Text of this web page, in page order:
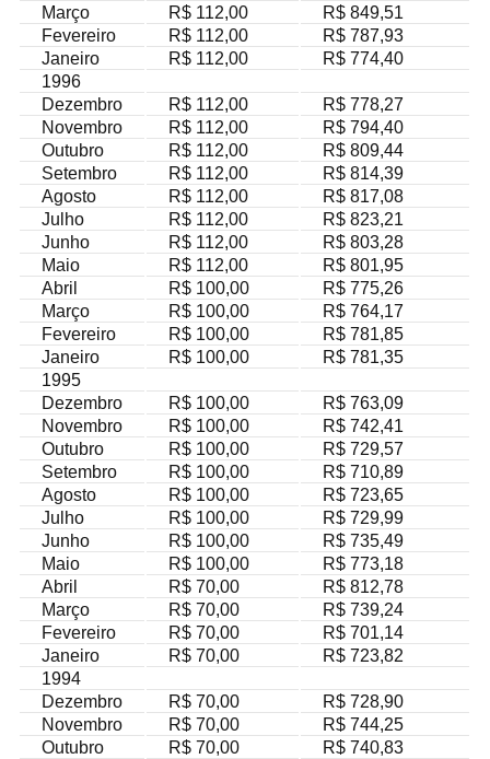
Março
R$ 112,00
R$ 849,51
Fevereiro
R$ 112,00
R$ 787,93
Janeiro
R$ 112,00
R$ 774,40
1996
Dezembro
R$ 112,00
R$ 778,27
Novembro
R$ 112,00
R$ 794,40
Outubro
R$ 112,00
R$ 809,44
Setembro
R$ 112,00
R$ 814,39
Agosto
R$ 112,00
R$ 817,08
Julho
R$ 112,00
R$ 823,21
Junho
R$ 112,00
R$ 803,28
Maio
R$ 112,00
R$ 801,95
Abril
R$ 100,00
R$ 775,26
Março
R$ 100,00
R$ 764,17
Fevereiro
R$ 100,00
R$ 781,85
Janeiro
R$ 100,00
R$ 781,35
1995
Dezembro
R$ 100,00
R$ 763,09
Novembro
R$ 100,00
R$ 742,41
Outubro
R$ 100,00
R$ 729,57
Setembro
R$ 100,00
R$ 710,89
Agosto
R$ 100,00
R$ 723,65
Julho
R$ 100,00
R$ 729,99
Junho
R$ 100,00
R$ 735,49
Maio
R$ 100,00
R$ 773,18
Abril
R$ 70,00
R$ 812,78
Março
R$ 70,00
R$ 739,24
Fevereiro
R$ 70,00
R$ 701,14
Janeiro
R$ 70,00
R$ 723,82
1994
Dezembro
R$ 70,00
R$ 728,90
Novembro
R$ 70,00
R$ 744,25
Outubro
R$ 70,00 R$ 740,83